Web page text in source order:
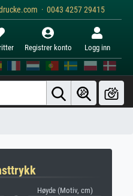
· 0043 4257 29415
Registrer konto Logg inn
Høyde (Motiv, cm)